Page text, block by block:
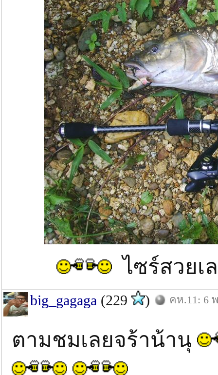
ไซร์สวย
big_gagaga (229 ) คห.11: 6
ตามชมเลยจร้าน้านุ